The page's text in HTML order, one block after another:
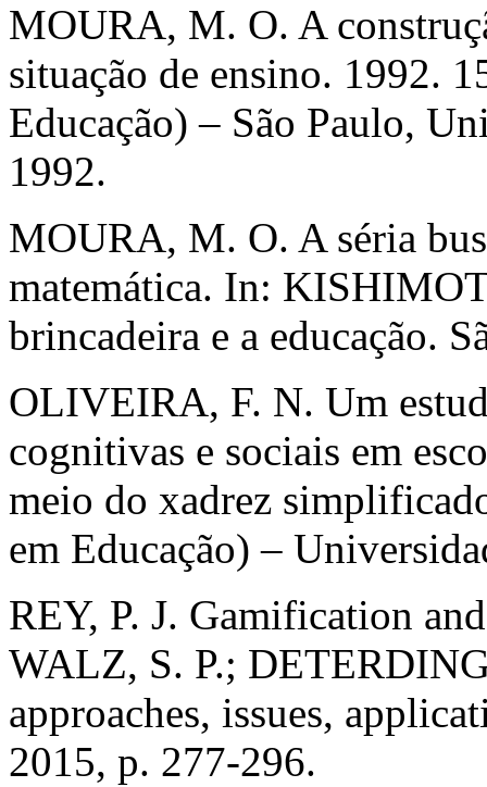
MOURA, M. O. A
situação de ensino. 1992.
Educação) – São Paulo,
1992.
MOURA, M. O. A séria
matemática. In:
brincadeira e a educação.
OLIVEIRA, F. N. Um
cognitivas e sociais em
meio do xadrez
em Educação) –
REY, P. J. Gamification
WALZ, S. P.;
approaches, issues,
2015, p. 277-296.